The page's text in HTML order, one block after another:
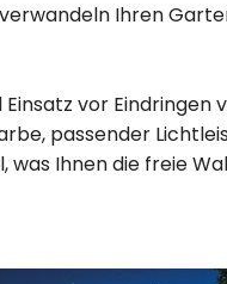
Ihren
vor
passender
Ihnen die freie